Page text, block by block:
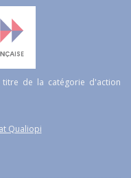
de la catégorie d'action
Qualiopi